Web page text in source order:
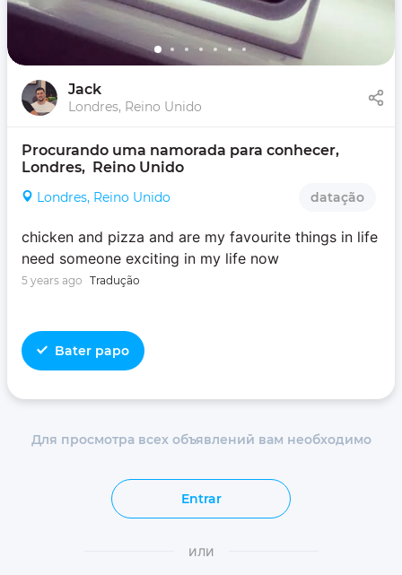
Jack
Londres, Reino Unido
Procurando uma namorada para conhecer,
Londres,  Reino Unido
Londres, Reino Unido datação
chicken and pizza and are my favourite things in life‍‍
need someone exciting in my life now
5 years ago Tradução
Bater papo
Для просмотра всех объявлений вам необходимо
Entrar
или